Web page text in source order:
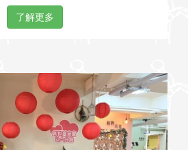
了解更多